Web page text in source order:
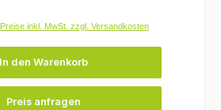
Preise inkl. MwSt. zzgl. Versandkosten
In den Warenkorb
Preis anfragen